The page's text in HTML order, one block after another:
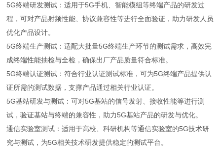
5G终端研发测试：适用于5G手机、智能模组等终端产品的研发过
程，可对产品射频性能、协议兼容性等进行全面验证，助力研发人员
优化产品设计。
5G终端生产测试：适配大批量5G终端生产环节的测试需求，高效完
成终端性能抽检与全检，确保出厂产品质量符合标准。
5G终端认证测试：符合行业认证测试标准，可为5G终端产品提供认
证所需的测试数据，支撑产品通过相关行业认证。
5G基站研发与测试：可对5G基站的信号发射、接收性能等进行测
试，验证基站与终端的兼容性，助力5G基站产品的研发与优化。
通信实验室测试：适用于高校、科研机构等通信实验室的5G技术研
究与测试，为5G相关技术研发提供稳定的测试平台。